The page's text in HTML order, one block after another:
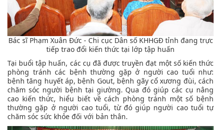
Bác sĩ Phạm Xuân Đức - Chi cục Dân số KHHGĐ tỉnh đang trực
tiếp trao đổi kiến thức tại lớp tập huấn
Tại buổi tập huấn, các cụ đã được truyền đạt một số kiến thức
phòng tránh các bệnh thường gặp ở người cao tuổi như:
bệnh tăng huyết áp, bệnh Gout, bệnh gãy cổ xương đùi, cách
chăm sóc người bệnh tại giường. Qua đó giúp các cụ nâng
cao kiến thức, hiểu biết về cách phòng tránh một số bệnh
thường gặp ở người cao tuổi, từ đó giúp người cao tuổi tự
chăm sóc sức khỏe đối với bản thân.